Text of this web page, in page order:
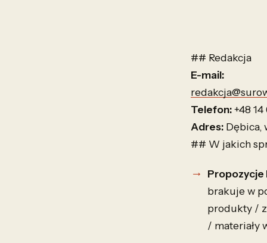
## Redakcja
E-mail:
Telefon:+48 14
Adres: Dębica,
## W jakich
Propozycje
brakuje w
produkty /
/ materiały